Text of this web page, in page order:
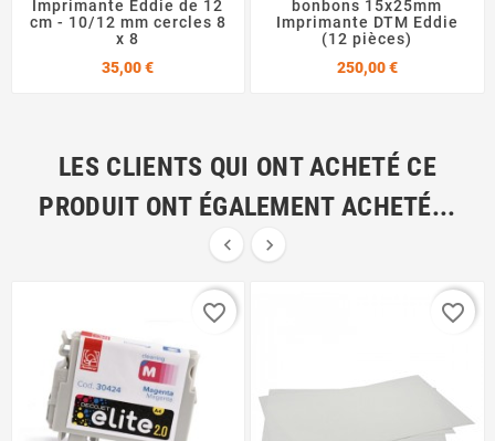
Imprimante Eddie de 12
cm - 10/12 mm cercles 8
x 8
35,00 €Prix
bonbons 15x25mm
Imprimante DTM Eddie
(12 pièces)
250,00 €Prix
LES CLIENTS QUI ONT ACHETÉ CE
PRODUIT ONT ÉGALEMENT ACHETÉ...
 
favorite_border favorite_border